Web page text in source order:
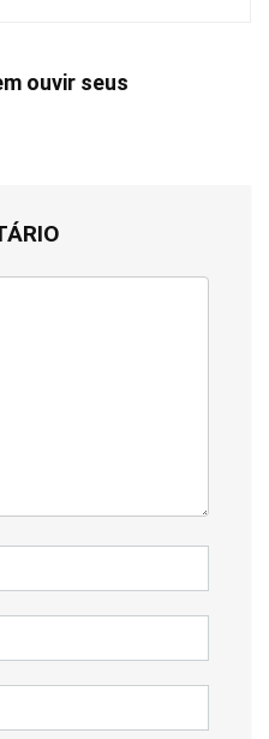
ouvir seus